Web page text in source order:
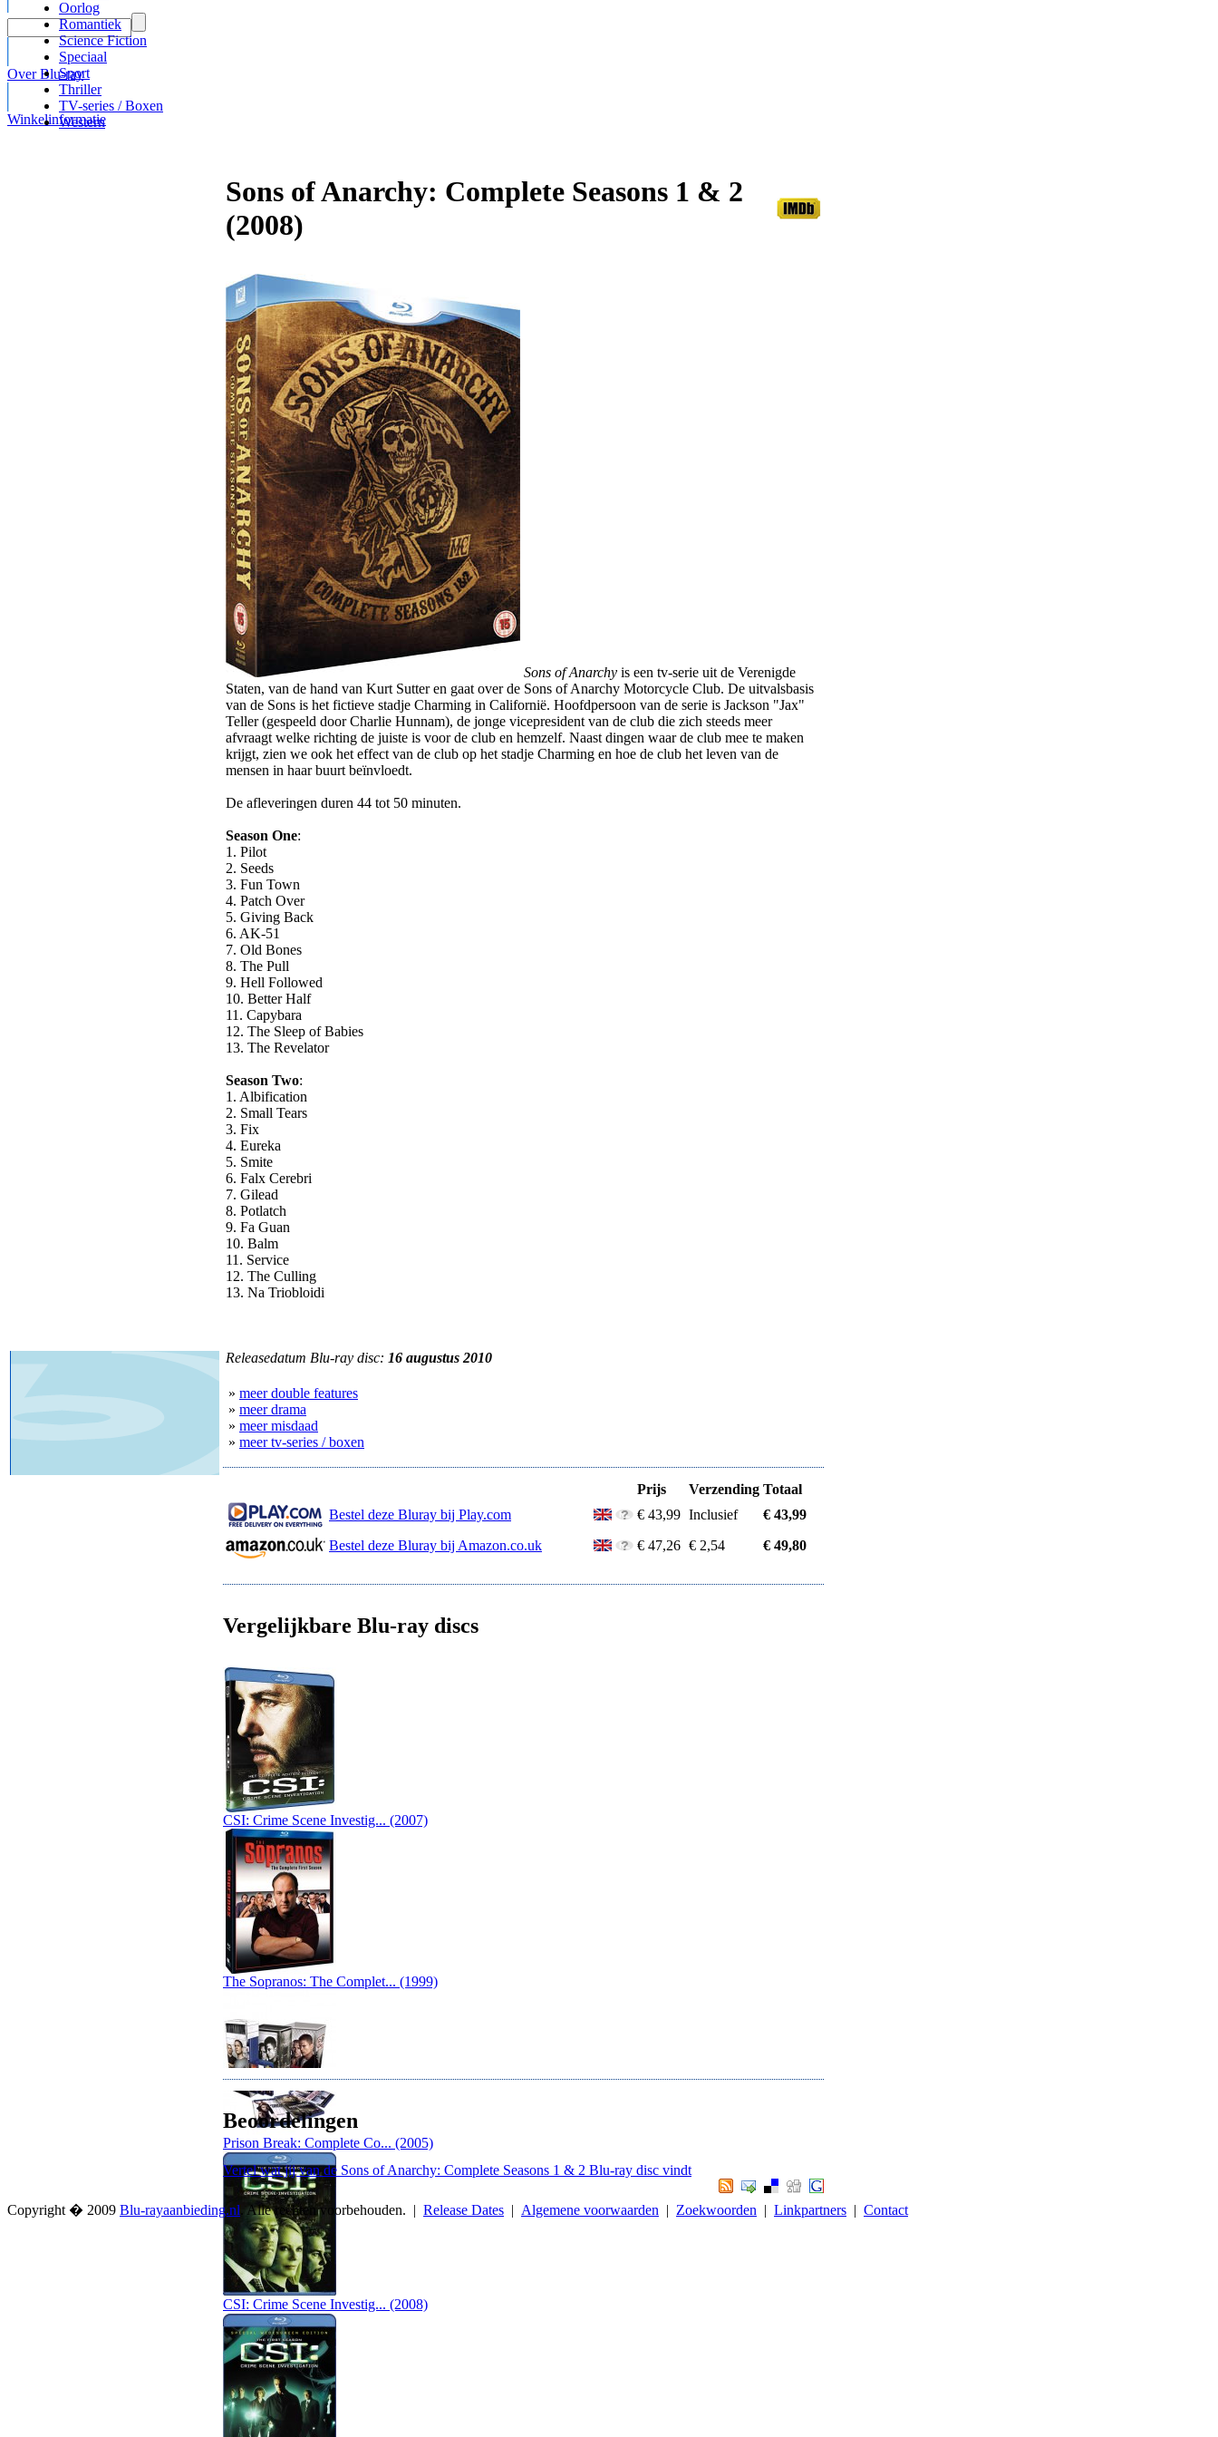
Over Blu-ray
Winkelinformatie
Oorlog
Romantiek
Science Fiction
Speciaal
Sport
Thriller
TV-series / Boxen
Western
Sons of Anarchy: Complete Seasons 1 & 2
(2008)
Sons of Anarchy is een tv-serie uit de Verenigde
Staten, van de hand van Kurt Sutter en gaat over de Sons of Anarchy Motorcycle Club. De uitvalsbasis
van de Sons is het fictieve stadje Charming in Californië. Hoofdpersoon van de serie is Jackson "Jax"
Teller (gespeeld door Charlie Hunnam), de jonge vicepresident van de club die zich steeds meer
afvraagt welke richting de juiste is voor de club en hemzelf. Naast dingen waar de club mee te maken
krijgt, zien we ook het effect van de club op het stadje Charming en hoe de club het leven van de
mensen in haar buurt beïnvloedt.
De afleveringen duren 44 tot 50 minuten.
Season One:
1. Pilot
2. Seeds
3. Fun Town
4. Patch Over
5. Giving Back
6. AK-51
7. Old Bones
8. The Pull
9. Hell Followed
10. Better Half
11. Capybara
12. The Sleep of Babies
13. The Revelator
Season Two:
1. Albification
2. Small Tears
3. Fix
4. Eureka
5. Smite
6. Falx Cerebri
7. Gilead
8. Potlatch
9. Fa Guan
10. Balm
11. Service
12. The Culling
13. Na Triobloidi
Releasedatum Blu-ray disc: 16 augustus 2010
» meer double features
» meer drama
» meer misdaad
» meer tv-series / boxen
Prijs Verzending Totaal
Bestel deze Bluray bij Play.com
€ 43,99 Inclusief
€ 43,99
Bestel deze Bluray bij Amazon.co.uk
€ 47,26 € 2,54 € 49,80
Vergelijkbare Blu-ray discs
CSI: Crime Scene Investig... (2007)
The Sopranos: The Complet... (1999)
Prison Break: Complete Co... (2005)
CSI: Crime Scene Investig... (2008)
Beoordelingen
Vertel wat jij van de Sons of Anarchy: Complete Seasons 1 & 2 Blu-ray disc vindt
Copyright � 2009 Blu-rayaanbieding.nl . Alle rechten voorbehouden. | Release Dates | Algemene voorwaarden | Zoekwoorden | Linkpartners | Contact